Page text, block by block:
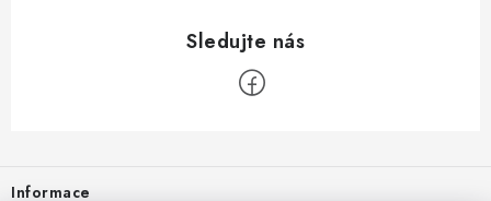
Informace